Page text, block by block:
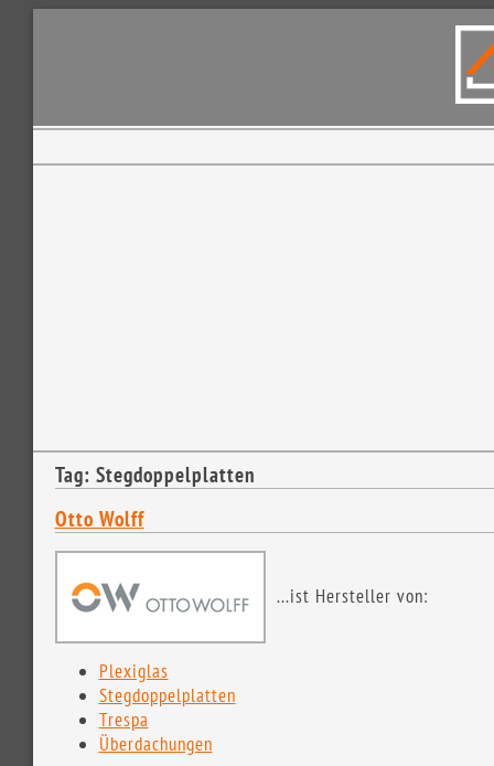
Tag: Stegdoppelplatten
Otto Wolff
...ist Hersteller von:
Plexiglas
Stegdoppelplatten
Trespa
Überdachungen